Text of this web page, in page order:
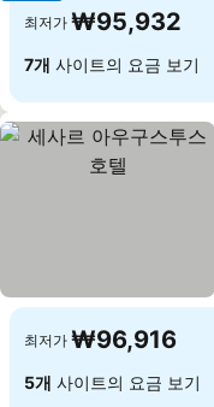
최저가 ₩95,932
7개 사이트의 요금 보기
최저가 ₩96,916
5개 사이트의 요금 보기